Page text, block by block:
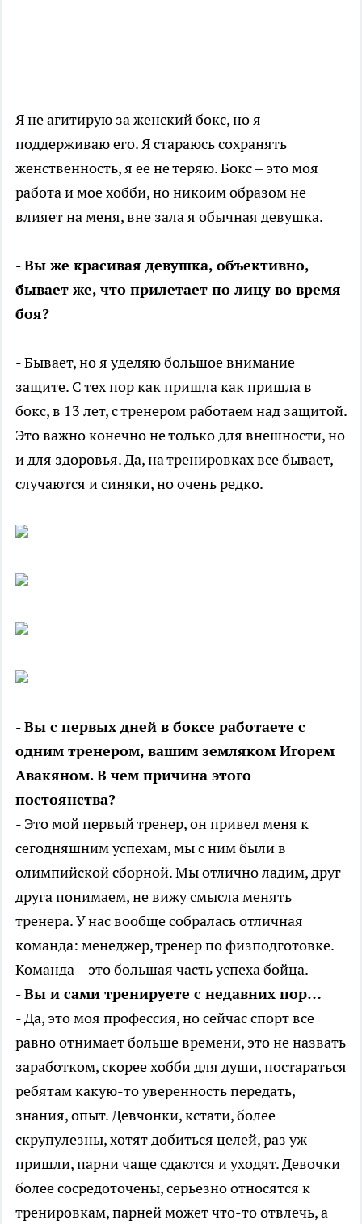
Я не агитирую за женский бокс, но я
поддерживаю его. Я стараюсь сохранять
женственность, я ее не теряю. Бокс – это моя
работа и мое хобби, но никоим образом не
влияет на меня, вне зала я обычная девушка.
- Вы же красивая девушка, объективно,
бывает же, что прилетает по лицу во время
боя?
- Бывает, но я уделяю большое внимание
защите. С тех пор как пришла как пришла в
бокс, в 13 лет, с тренером работаем над защитой.
Это важно конечно не только для внешности, но
и для здоровья. Да, на тренировках все бывает,
случаются и синяки, но очень редко.
- Вы с первых дней в боксе работаете с
одним тренером, вашим земляком Игорем
Авакяном. В чем причина этого
постоянства?
- Это мой первый тренер, он привел меня к
сегодняшним успехам, мы с ним были в
олимпийской сборной. Мы отлично ладим, друг
друга понимаем, не вижу смысла менять
тренера. У нас вообще собралась отличная
команда: менеджер, тренер по физподготовке.
Команда – это большая часть успеха бойца.
- Вы и сами тренируете с недавних пор…
- Да, это моя профессия, но сейчас спорт все
равно отнимает больше времени, это не назвать
заработком, скорее хобби для души, постараться
ребятам какую-то уверенность передать,
знания, опыт. Девчонки, кстати, более
скрупулезны, хотят добиться целей, раз уж
пришли, парни чаще сдаются и уходят. Девочки
более сосредоточены, серьезно относятся к
тренировкам, парней может что-то отвлечь, а